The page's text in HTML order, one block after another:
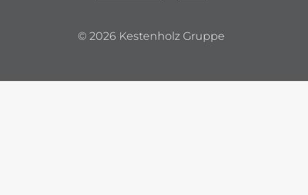
© 2026 Kestenholz Gruppe